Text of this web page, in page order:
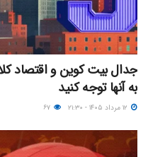
به آنها توجه کنید